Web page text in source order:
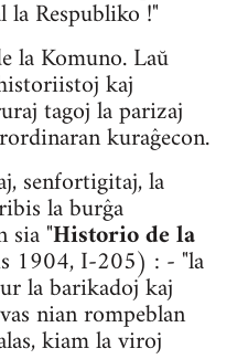
la Respubliko !"
la Komuno. Laŭ
kaj
tagoj la parizaj
kuraĝecon.
senfortigitaj, la
la burĝa
sia "Historio de la
1904, I-205) : - "la
la barikadoj kaj
nian rompeblan
kiam la viroj